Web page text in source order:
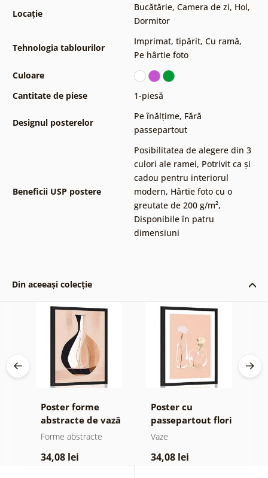
Locație
Bucătărie, Camera de zi, Hol,
Dormitor
Tehnologia tablourilor
Imprimat, tipărit, Cu ramă,
Pe hârtie foto
Culoare
Cantitate de piese
1-piesă
Designul posterelor
Pe înălțime, Fără
passepartout
Beneficii USP postere
Posibilitatea de alegere din 3
culori ale ramei, Potrivit ca și
cadou pentru interiorul
modern, Hârtie foto cu o
greutate de 200 g/m²,
Disponibile în patru
dimensiuni
Din aceeași colecție
Poster forme
abstracte de vază
Forme abstracte
34,08 lei
Poster cu
passepartout flori
minimaliste în
Vaze
34,08 lei